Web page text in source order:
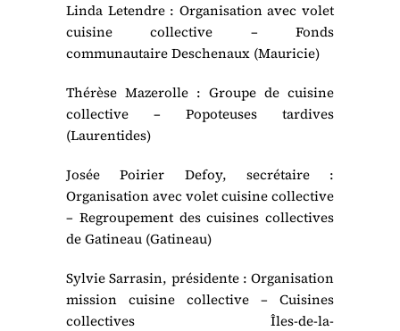
Linda Letendre : Organisation avec volet
cuisine collective – Fonds
communautaire Deschenaux (Mauricie)
Thérèse Mazerolle : Groupe de cuisine
collective – Popoteuses tardives
(Laurentides)
Josée Poirier Defoy, secrétaire :
Organisation avec volet cuisine collective
– Regroupement des cuisines collectives
de Gatineau (Gatineau)
Sylvie Sarrasin, présidente : Organisation
mission cuisine collective – Cuisines
collectives Îles-de-la-